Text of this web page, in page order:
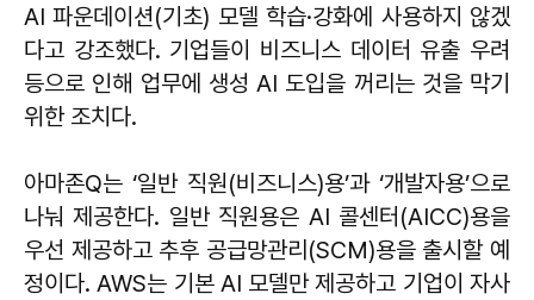
AI 파운데이션(기초) 모델 학습·강화에 사용하지 않겠
다고 강조했다. 기업들이 비즈니스 데이터 유출 우려
등으로 인해 업무에 생성 AI 도입을 꺼리는 것을 막기
위한 조치다.
아마존Q는 ‘일반 직원(비즈니스)용’과 ‘개발자용’으로
나눠 제공한다. 일반 직원용은 AI 콜센터(AICC)용을
우선 제공하고 추후 공급망관리(SCM)용을 출시할 예
정이다. AWS는 기본 AI 모델만 제공하고 기업이 자사